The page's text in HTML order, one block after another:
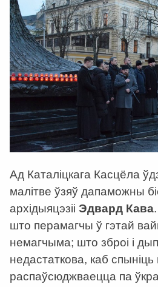
Ад Каталіцкага Касцёла
малітве ўзяў дапаможны
архідыяцэзіі Эдвард Кава
што перамагчы ў гэтай
немагчыма; што зброі і
недастаткова, каб
распаўсюджваецца па